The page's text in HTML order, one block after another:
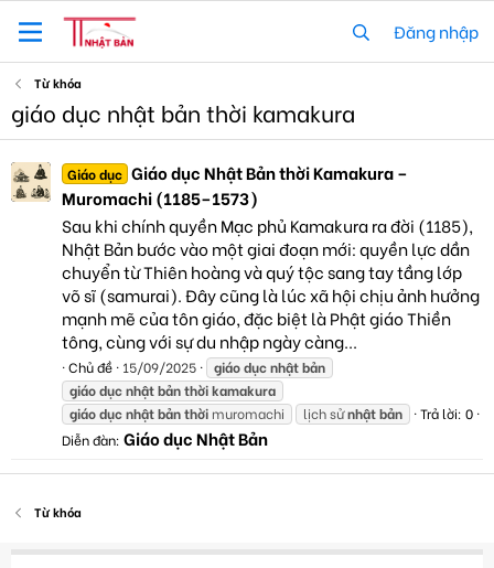
Đăng nhập
Từ khóa
giáo dục nhật bản thời kamakura
Giáo dục Giáo dục Nhật Bản thời Kamakura –
Muromachi (1185–1573)
Sau khi chính quyền Mạc phủ Kamakura ra đời (1185),
Nhật Bản bước vào một giai đoạn mới: quyền lực dần
chuyển từ Thiên hoàng và quý tộc sang tay tầng lớp
võ sĩ (samurai). Đây cũng là lúc xã hội chịu ảnh hưởng
mạnh mẽ của tôn giáo, đặc biệt là Phật giáo Thiền
tông, cùng với sự du nhập ngày càng...
Chủ đề 15/09/2025 giáodụcnhậtbản
giáodụcnhậtbảnthờikamakura
giáodụcnhậtbảnthời muromachi lịch sửnhậtbản
Trả lời: 0
Diễn đàn: Giáo dục Nhật Bản
Từ khóa